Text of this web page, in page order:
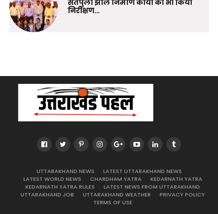
सतपुली झील निर्माण कार्यों का भी किया
निरीक्षण…
UTTARAKHAND NEWS
LATEST UTTARAKHAND NEWS
LATEST WORLD NEWS
CHARDHAM YATRA
KEDARNATH YATRA
KEDARNATH YATRA RULES
LATEST NEWS FROM UTTARAKHAND
UTTARAKHAND JOB
UTTARAKHAND WEATHER
PRIVACY POLICY
TERMS OF USE